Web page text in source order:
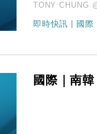
」斗城亞洲CEO蔡
7周創逾3年最長跌勢
4億美元押注未上市
TONY CHUNG
即時快訊 國際
國際｜南